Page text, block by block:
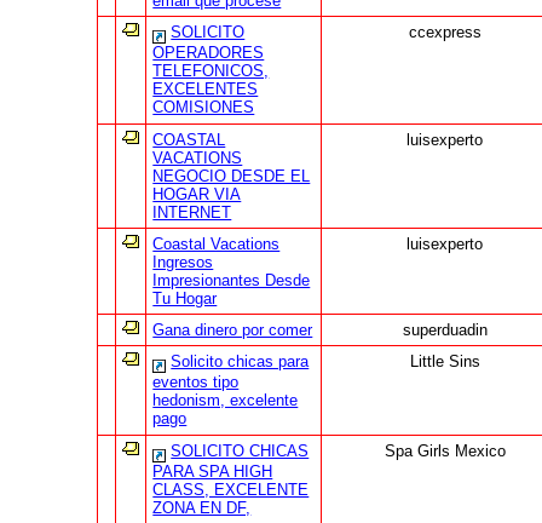
SOLICITO
OPERADORES
TELEFONICOS,
EXCELENTES
COMISIONES
ccexpress
COASTAL
VACATIONS
NEGOCIO DESDE EL
HOGAR VIA
INTERNET
luisexperto
Coastal Vacations
Ingresos
Impresionantes Desde
Tu Hogar
luisexperto
Gana dinero por comer
superduadin
Solicito chicas para
eventos tipo
hedonism, excelente
pago
Little Sins
SOLICITO CHICAS
PARA SPA HIGH
CLASS, EXCELENTE
ZONA EN DF,
Spa Girls Mexico